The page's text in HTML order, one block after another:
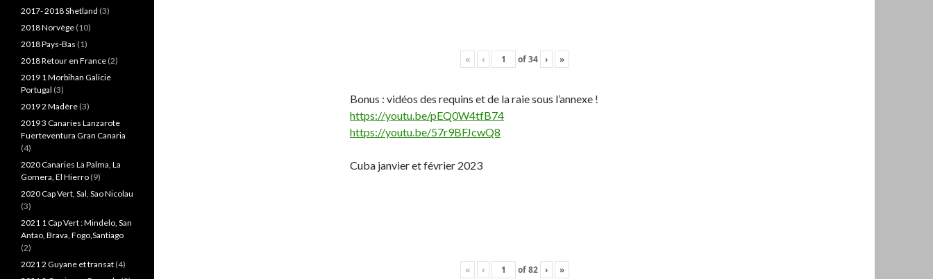
« ‹ of34 › »
Bonus : vidéos des requins et de la raie sous l’annexe !
https://youtu.be/pEQ0W4tfB74
https://youtu.be/57r9BFJcwQ8
Cuba janvier et février 2023
« ‹ of82 › »
2017- 2018 Shetland (3)
2018 Norvège (10)
2018 Pays-Bas (1)
2018 Retour en France (2)
2019 1 Morbihan Galicie
Portugal (3)
2019 2 Madère (3)
2019 3 Canaries Lanzarote
Fuerteventura Gran Canaria
(4)
2020 Canaries La Palma, La
Gomera, El Hierro (9)
2020 Cap Vert, Sal, Sao Nicolau
(3)
2021 1 Cap Vert : Mindelo, San
Antao, Brava, Fogo,Santiago
(2)
2021 2 Guyane et transat (4)